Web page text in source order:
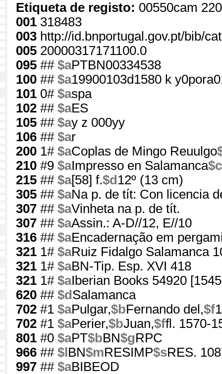
Etiqueta de registo: 00550cam
001 318483
003 http://id.bnportugal.gov.pt/bib/
005 20000317171100.0
095 ## $aPTBN00334538
100 ## $a19900103d1580 k
101 0# $aspa
102 ## $aES
105 ## $ay z 000yy
106 ## $ar
200 1# $aCoplas de Mingo Reuulgo
210 #9 $aImpresso en Salamanca$c
215 ## $a[58] f.$d 12º (13 cm)
305 ## $aNa p. de tít: Con licencia
307 ## $aVinheta na p. de tít.
307 ## $aAssin.: A-D//12, E//10
316 ## $aEncadernação em
321 1# $aRuiz Fidalgo Salamanca
321 1# $aBN-Tip. Esp. XVI 418
321 1# $aIberian Books 54920
620 ## $d Salamanca
702 #1 $aPulgar,$bFernando del,$f
702 #1 $aPerier,$bJuan,$ffl. 1570-
801 #0 $aPT$bBN$gRPC
966 ## $l BN$mRESIMP$sRES.
997 ## $aBIBEOD